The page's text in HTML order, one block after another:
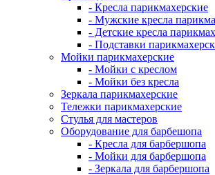
- Кресла парикмахерские
- Мужские кресла
- Детские кресла
- Подставки
Мойки парикмахерские
- Мойки с креслом
- Мойки без кресла
Зеркала парикмахерские
Тележки парикмахерские
Стулья для мастеров
Оборудование для барбешопа
- Кресла для барбершопа
- Мойки для барбершопа
- Зеркала для барбершопа